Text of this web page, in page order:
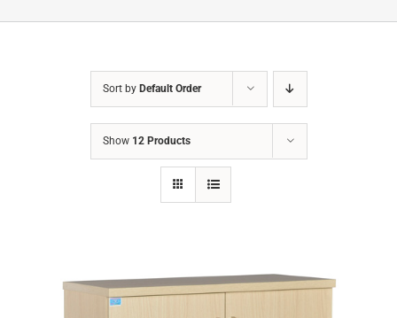
Sort by Default Order
Show 12 Products